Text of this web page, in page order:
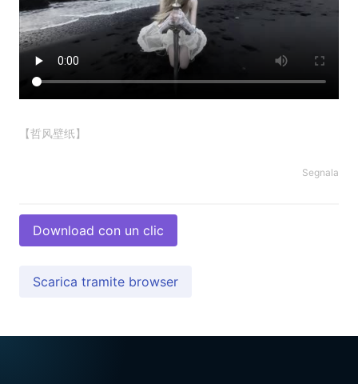
【哲风壁纸】
Segnala
Download con un clic
Scarica tramite browser